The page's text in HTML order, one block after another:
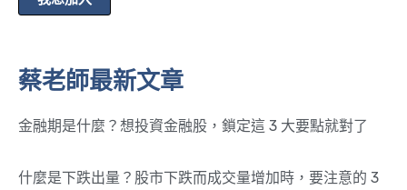
蔡老師最新文章
金融期是什麼？想投資金融股，鎖定這 3 大要點就對了
什麼是下跌出量？股市下跌而成交量增加時，要注意的 3